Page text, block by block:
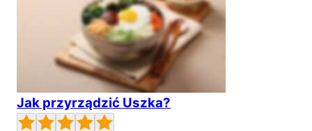
Jak przyrządzić Uszka?